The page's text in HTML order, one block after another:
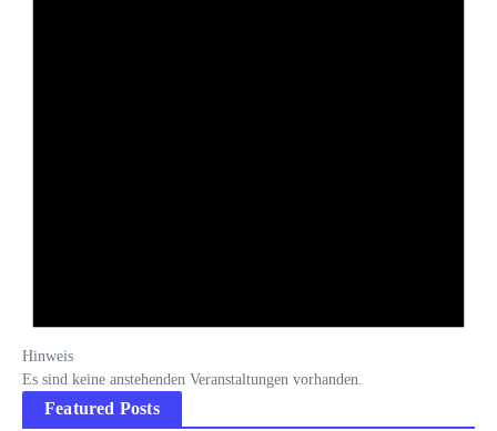
Hinweis
Es sind keine anstehenden Veranstaltungen vorhanden.
Featured Posts